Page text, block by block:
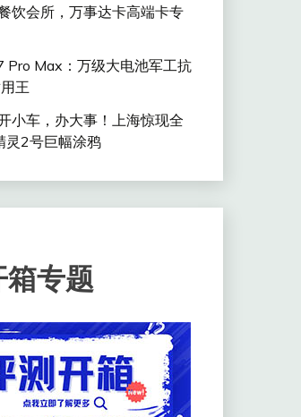
饮会所，万事达卡高端卡专
Pro Max：万级大电池军工抗
王
小车，办大事！上海惊现全
灵2号巨幅涂鸦
专题